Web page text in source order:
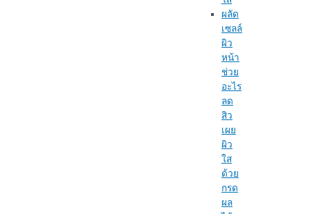
ผลัด
เซลล์
ผิว
หน้า
ช่วย
อะไร
ลด
สิว
เผย
ผิว
ใส
ด้วย
กรด
ผล